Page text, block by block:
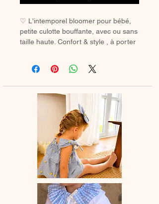
♡ L'intemporel bloomer pour bébé,
petite culotte bouffante, avec ou sans
taille haute. Confort & style , à porter
♡ Petit Bloomer entièrement réalisé à
♡ Le délai de fabrication est de 7 à
28 jours ouvrés selon les commandes
♡ Lavage à la main ou en machine
30° max, couleurs similaires, cycle
délicat. Ne pas utilser de sèche-linge.